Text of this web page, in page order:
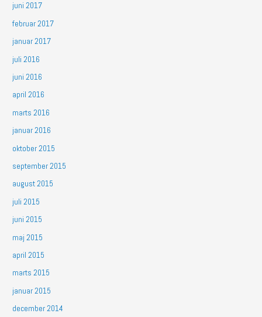
juni 2017
februar 2017
januar 2017
juli 2016
juni 2016
april 2016
marts 2016
januar 2016
oktober 2015
september 2015
august 2015
juli 2015
juni 2015
maj 2015
april 2015
marts 2015
januar 2015
december 2014